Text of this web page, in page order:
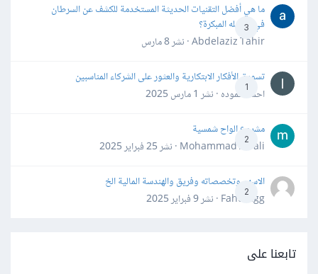
3
ما هي أفضل التقنيات الحديثة المستخدمة للكشف عن السرطان
في مراحله المبكرة؟
Abdelaziz Tahir · نشر
8 مارس
1
تسويق الأفكار الابتكارية والعثور على الشركاء المناسبين
احمد حموده · نشر 1 مارس 2025
2
مشروع الواح شمسية
Mohammad Awali · نشر
25 فبراير 2025
2
الاسهم وتخصصاته وفريق والهندسة المالية الخ
Fahd Ggg · نشر
9 فبراير 2025
تابعنا على